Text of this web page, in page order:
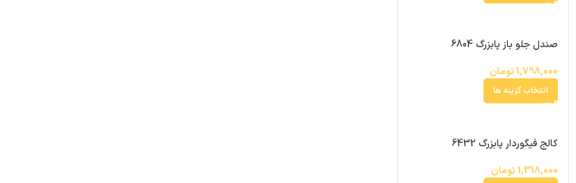
صندل جلو باز پابزرگ 6804
1,798,000تومان
انتخاب گزینه ها
کالج فیگوردار پابزرگ 6432
1,318,000تومان